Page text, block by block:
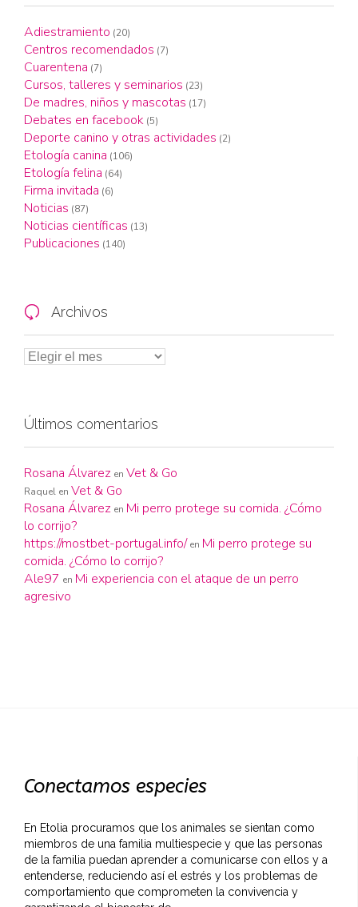
Adiestramiento (20)
Centros recomendados (7)
Cuarentena (7)
Cursos, talleres y seminarios (23)
De madres, niños y mascotas (17)
Debates en facebook (5)
Deporte canino y otras actividades (2)
Etología canina (106)
Etología felina (64)
Firma invitada (6)
Noticias (87)
Noticias científicas (13)
Publicaciones (140)
 Archivos
Últimos comentarios
Rosana Álvarez en Vet & Go
Raquel en Vet & Go
Rosana Álvarez en Mi perro protege su comida. ¿Cómo
lo corrijo?
https://mostbet-portugal.info/ en Mi perro protege su
comida. ¿Cómo lo corrijo?
Ale97 en Mi experiencia con el ataque de un perro
agresivo
Conectamos especies
En Etolia procuramos que los animales se sientan como
miembros de una familia multiespecie y que las personas
de la familia puedan aprender a comunicarse con ellos y a
entenderse, reduciendo así el estrés y los problemas de
comportamiento que comprometen la convivencia y